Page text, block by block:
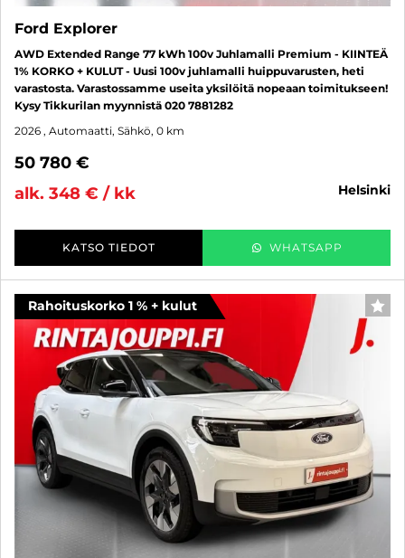
Ford Explorer
AWD Extended Range 77 kWh 100v Juhlamalli Premium - KIINTEÄ
1% KORKO + KULUT - Uusi 100v juhlamalli huippuvarusten, heti
varastosta. Varastossamme useita yksilöitä nopeaan toimitukseen!
Kysy Tikkurilan myynnistä 020 7881282
2026 , Automaatti, Sähkö, 0 km
50 780 €
alk. 348 € / kk
helsinki
KATSO TIEDOT WHATSAPP
Rahoituskorko 1 % + kulut